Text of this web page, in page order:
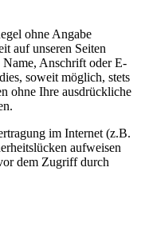
ohne Angabe
auf unseren Seiten
Name, Anschrift oder E-
soweit möglich, stets
ohne Ihre ausdrückliche
im Internet (z.B.
aufweisen
dem Zugriff durch